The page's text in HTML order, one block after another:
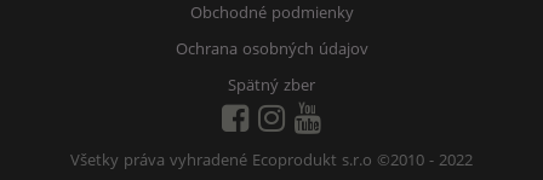
Obchodné podmienky
Ochrana osobných údajov
Spätný zber
Všetky práva vyhradené Ecoprodukt s.r.o ©2010 - 2022